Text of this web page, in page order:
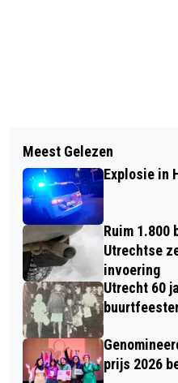
DEENSE
SCHLICHTING
UTRECHT
FC UTRECHT
SEIZOENKAARTEN
Meest Gelezen
Explosie in
Ruim 1.800
Utrechtse
invoering
Utrecht 60
prijs 2026